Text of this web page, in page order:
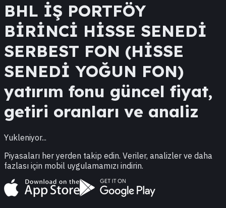
BHL İŞ PORTFÖY
BİRİNCİ HİSSE SENEDİ
SERBEST FON (HİSSE
SENEDİ YOĞUN FON)
yatırım fonu güncel fiyat,
getiri oranları ve analiz
Yukleniyor...
Piyasaları her yerden takip edin. Veriler, analizler ve daha
fazlası için mobil uygulamamızı indirin.